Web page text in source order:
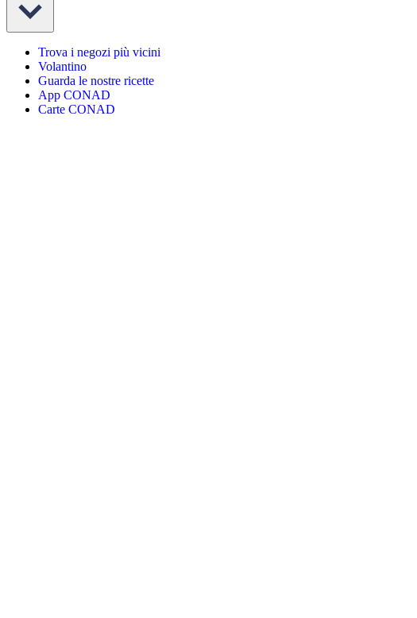
Trova i negozi più vicini
Volantino
Guarda le nostre ricette
App CONAD
Carte CONAD